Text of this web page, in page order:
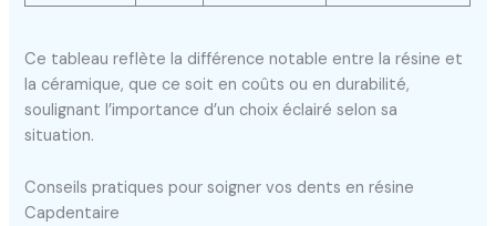
Ce tableau reflète la différence notable entre la résine et
la céramique, que ce soit en coûts ou en durabilité,
soulignant l’importance d’un choix éclairé selon sa
situation.
Conseils pratiques pour soigner vos dents en résine
Capdentaire